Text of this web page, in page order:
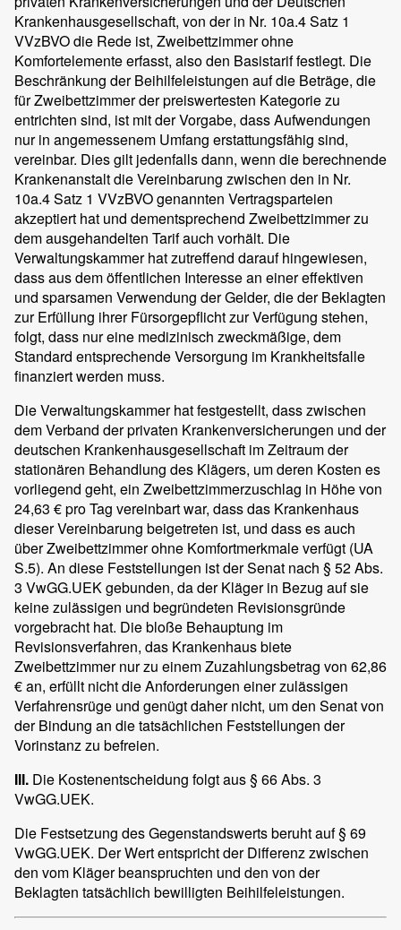
Krankenhausgesellschaft, von der in Nr. 10a.4 Satz 1
VVzBVO die Rede ist, Zweibettzimmer ohne
Komfortelemente erfasst, also den Basistarif festlegt. Die
Beschränkung der Beihilfeleistungen auf die Beträge, die
für Zweibettzimmer der preiswertesten Kategorie zu
entrichten sind, ist mit der Vorgabe, dass Aufwendungen
nur in angemessenem Umfang erstattungsfähig sind,
vereinbar. Dies gilt jedenfalls dann, wenn die berechnende
Krankenanstalt die Vereinbarung zwischen den in Nr.
10a.4 Satz 1 VVzBVO genannten Vertragsparteien
akzeptiert hat und dementsprechend Zweibettzimmer zu
dem ausgehandelten Tarif auch vorhält. Die
Verwaltungskammer hat zutreffend darauf hingewiesen,
dass aus dem öffentlichen Interesse an einer effektiven
und sparsamen Verwendung der Gelder, die der Beklagten
zur Erfüllung ihrer Fürsorgepflicht zur Verfügung stehen,
folgt, dass nur eine medizinisch zweckmäßige, dem
Standard entsprechende Versorgung im Krankheitsfalle
finanziert werden muss.
Die Verwaltungskammer hat festgestellt, dass zwischen
dem Verband der privaten Krankenversicherungen und der
deutschen Krankenhausgesellschaft im Zeitraum der
stationären Behandlung des Klägers, um deren Kosten es
vorliegend geht, ein Zweibettzimmerzuschlag in Höhe von
24,63 € pro Tag vereinbart war, dass das Krankenhaus
dieser Vereinbarung beigetreten ist, und dass es auch
über Zweibettzimmer ohne Komfortmerkmale verfügt (UA
S.5). An diese Feststellungen ist der Senat nach § 52 Abs.
3 VwGG.UEK gebunden, da der Kläger in Bezug auf sie
keine zulässigen und begründeten Revisionsgründe
vorgebracht hat. Die bloße Behauptung im
Revisionsverfahren, das Krankenhaus biete
Zweibettzimmer nur zu einem Zuzahlungsbetrag von 62,86
€ an, erfüllt nicht die Anforderungen einer zulässigen
Verfahrensrüge und genügt daher nicht, um den Senat von
der Bindung an die tatsächlichen Feststellungen der
Vorinstanz zu befreien.
III. Die Kostenentscheidung folgt aus § 66 Abs. 3
VwGG.UEK.
Die Festsetzung des Gegenstandswerts beruht auf § 69
VwGG.UEK. Der Wert entspricht der Differenz zwischen
den vom Kläger beanspruchten und den von der
Beklagten tatsächlich bewilligten Beihilfeleistungen.